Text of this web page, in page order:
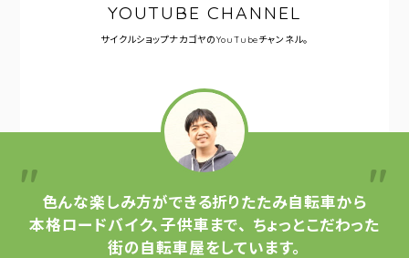
YOUTUBE CHANNEL
サイクルショップナカゴヤのYouTubeチャンネル。
色んな楽しみ方ができる折りたたみ自転車から
本格ロードバイク、子供車まで、 ちょっとこだわった
街の自転車屋をしています。